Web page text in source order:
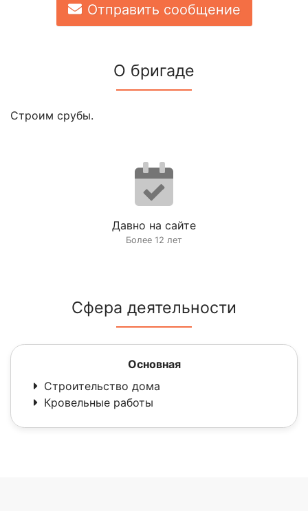
Отправить сообщение
О бригаде
Строим срубы.
Давно на сайте
Более 12 лет
Сфера деятельности
Основная
Строительство дома
Кровельные работы